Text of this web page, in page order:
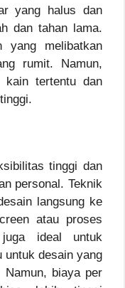
yang halus dan
dan tahan lama.
yang melibatkan
rumit. Namun,
kain tertentu dan
tinggi dan
personal. Teknik
langsung ke
atau proses
ideal untuk
untuk desain yang
Namun, biaya per